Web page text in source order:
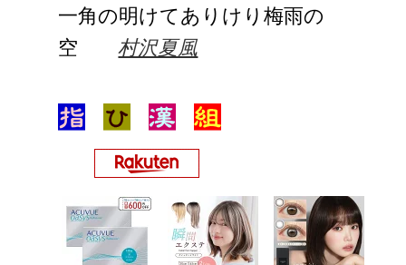
一角の明けてありけり梅雨の
空村沢夏風